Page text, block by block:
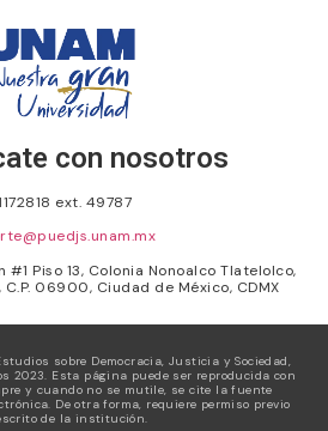
con nosotros
ext. 49787
#1 Piso 13, Colonia Nonoalco Tlatelolco,
06900, Ciudad de México, CDMX
sobre Democracia, Justicia y Sociedad,
2023. Esta página puede ser reproducida con
y cuando no se mutile, se cite la fuente
De otra forma, requiere permiso previo
de la institución.